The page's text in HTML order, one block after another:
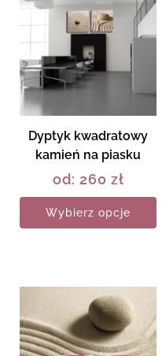
Dyptyk kwadratowy
kamień na piasku
od: 260 zł
Wybierz opcje